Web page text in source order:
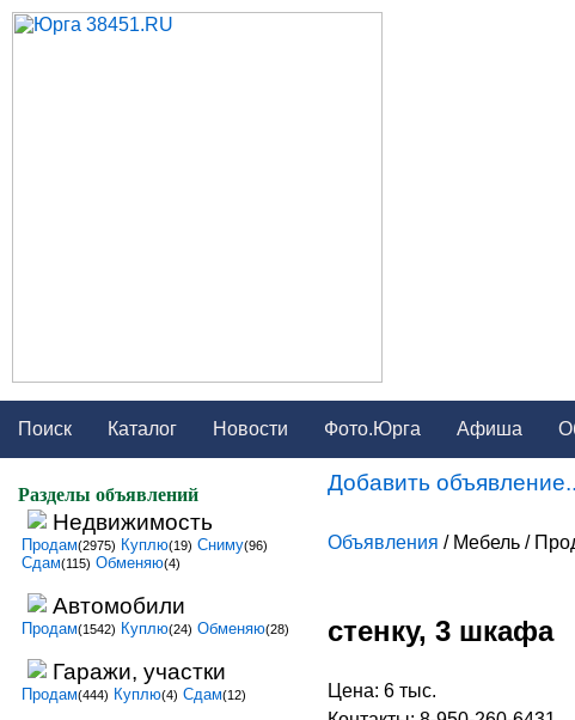
Поиск Каталог Новости Фото.Юрга Афиша
Добавить
Объявления / Мебель /
стенку, 3 шкафа
Цена: 6 тыс.
Разделы объявлений
Недвижимость
Продам(2975) Куплю(19) Сниму(96)
Сдам(115) Обменяю(4)
Автомобили
Продам(1542) Куплю(24) Обменяю(28)
Гаражи, участки
Продам(444) Куплю(4) Сдам(12)